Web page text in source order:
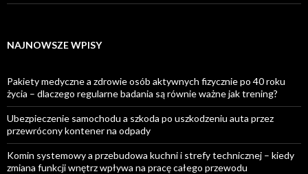
NAJNOWSZE WPISY
Pakiety medyczne a zdrowie osób aktywnych fizycznie po 40 roku
życia – dlaczego regularne badania są równie ważne jak trening?
Ubezpieczenie samochodu a szkoda po uszkodzeniu auta przez
przewrócony kontener na odpady
Komin systemowy a przebudowa kuchni i strefy technicznej – kiedy
zmiana funkcji wnętrz wpływa na pracę całego przewodu